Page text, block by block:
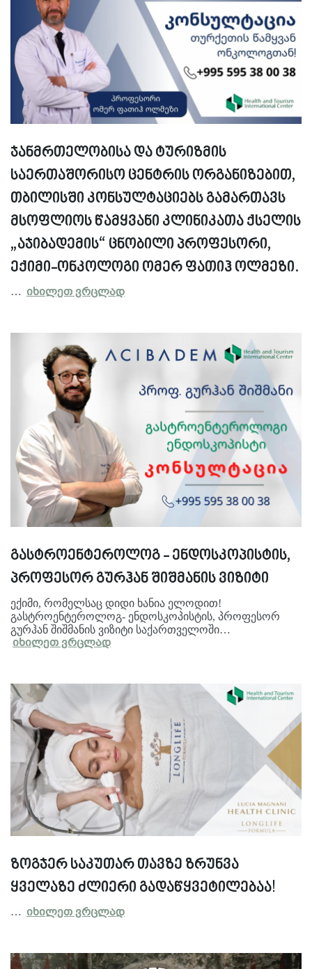
ჯანმრთელობისა და ტურიზმის
საერთაშორისო ცენტრის ორგანიზებით,
თბილისში კონსულტაციებს გამართავს
მსოფლიოს წამყვანი კლინიკათა ქსელის
„აჯიბადემის“ ცნობილი პროფესორი,
ექიმი-ონკოლოგი ომერ ფათიჰ ოლმეზი.
… იხილეთ ვრცლად
გასტროენტეროლოგ - ენდოსკოპისტის,
პროფესორ გურჰან შიშმანის ვიზიტი
ექიმი, რომელსაც დიდი ხანია ელოდით!
გასტროენტეროლოგ- ენდოსკოპისტის, პროფესორ
გურჰან შიშმანის ვიზიტი საქართველოში…
იხილეთ ვრცლად
ზოგჯერ საკუთარ თავზე ზრუნვა
ყველაზე ძლიერი გადაწყვეტილებაა!
… იხილეთ ვრცლად